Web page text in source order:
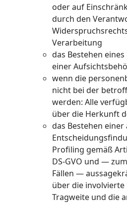
oder auf
durch den
Verarbeitung
das Bestehen
einer
wenn die
nicht bei der
werden: Alle
über die Herkunft
das Bestehen
Profiling gemäß
DS-GVO und —
Fällen —
über die involvierte
Tragweite und die